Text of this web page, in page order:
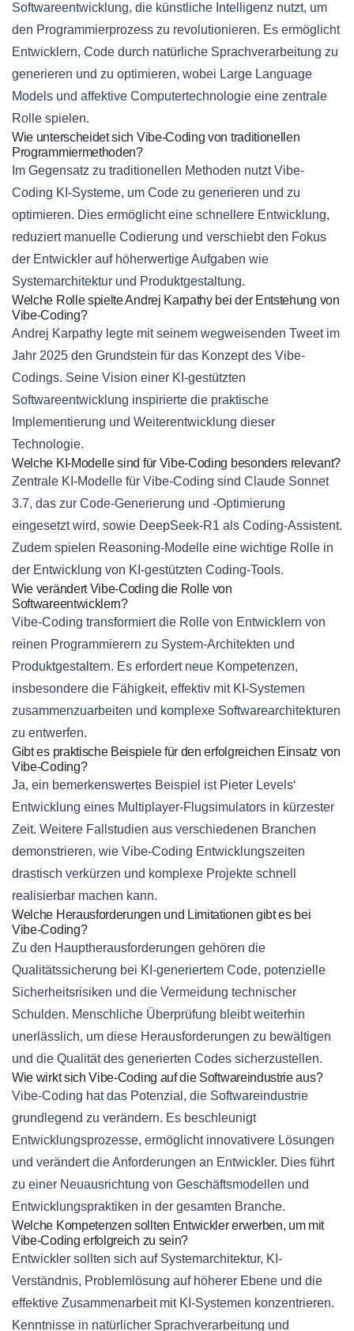
Softwareentwicklung, die künstliche Intelligenz nutzt, um
den Programmierprozess zu revolutionieren. Es ermöglicht
Entwicklern, Code durch natürliche Sprachverarbeitung zu
generieren und zu optimieren, wobei Large Language
Models und affektive Computertechnologie eine zentrale
Rolle spielen.
Wie unterscheidet sich Vibe-Coding von traditionellen
Programmiermethoden?
Im Gegensatz zu traditionellen Methoden nutzt Vibe-
Coding KI-Systeme, um Code zu generieren und zu
optimieren. Dies ermöglicht eine schnellere Entwicklung,
reduziert manuelle Codierung und verschiebt den Fokus
der Entwickler auf höherwertige Aufgaben wie
Systemarchitektur und Produktgestaltung.
Welche Rolle spielte Andrej Karpathy bei der Entstehung von
Vibe-Coding?
Andrej Karpathy legte mit seinem wegweisenden Tweet im
Jahr 2025 den Grundstein für das Konzept des Vibe-
Codings. Seine Vision einer KI-gestützten
Softwareentwicklung inspirierte die praktische
Implementierung und Weiterentwicklung dieser
Technologie.
Welche KI-Modelle sind für Vibe-Coding besonders relevant?
Zentrale KI-Modelle für Vibe-Coding sind Claude Sonnet
3.7, das zur Code-Generierung und -Optimierung
eingesetzt wird, sowie DeepSeek-R1 als Coding-Assistent.
Zudem spielen Reasoning-Modelle eine wichtige Rolle in
der Entwicklung von KI-gestützten Coding-Tools.
Wie verändert Vibe-Coding die Rolle von
Softwareentwicklern?
Vibe-Coding transformiert die Rolle von Entwicklern von
reinen Programmierern zu System-Architekten und
Produktgestaltern. Es erfordert neue Kompetenzen,
insbesondere die Fähigkeit, effektiv mit KI-Systemen
zusammenzuarbeiten und komplexe Softwarearchitekturen
zu entwerfen.
Gibt es praktische Beispiele für den erfolgreichen Einsatz von
Vibe-Coding?
Ja, ein bemerkenswertes Beispiel ist Pieter Levels‘
Entwicklung eines Multiplayer-Flugsimulators in kürzester
Zeit. Weitere Fallstudien aus verschiedenen Branchen
demonstrieren, wie Vibe-Coding Entwicklungszeiten
drastisch verkürzen und komplexe Projekte schnell
realisierbar machen kann.
Welche Herausforderungen und Limitationen gibt es bei
Vibe-Coding?
Zu den Hauptherausforderungen gehören die
Qualitätssicherung bei KI-generiertem Code, potenzielle
Sicherheitsrisiken und die Vermeidung technischer
Schulden. Menschliche Überprüfung bleibt weiterhin
unerlässlich, um diese Herausforderungen zu bewältigen
und die Qualität des generierten Codes sicherzustellen.
Wie wirkt sich Vibe-Coding auf die Softwareindustrie aus?
Vibe-Coding hat das Potenzial, die Softwareindustrie
grundlegend zu verändern. Es beschleunigt
Entwicklungsprozesse, ermöglicht innovativere Lösungen
und verändert die Anforderungen an Entwickler. Dies führt
zu einer Neuausrichtung von Geschäftsmodellen und
Entwicklungspraktiken in der gesamten Branche.
Welche Kompetenzen sollten Entwickler erwerben, um mit
Vibe-Coding erfolgreich zu sein?
Entwickler sollten sich auf Systemarchitektur, KI-
Verständnis, Problemlösung auf höherer Ebene und die
effektive Zusammenarbeit mit KI-Systemen konzentrieren.
Kenntnisse in natürlicher Sprachverarbeitung und